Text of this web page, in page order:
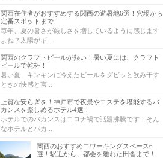
関西在住者がおすすめする関西の避暑地6選！穴場から
定番スポットまで
毎年、夏の暑さが厳しさを増しているように感じます
よね？太陽がギ...
関西のクラフトビールが熱い！暑い夏には、クラフト
ビールで乾杯！
暑い夏、キンキンに冷えたビールをグビッと飲み干す
ときの快感と言...
上質な安らぎを！神戸市で夜景やエステを堪能するバ
カンスを楽しめるホテル4選！
ホテルでのバカンスはコロナ禍で話題沸騰です！そん
なホテルとバカ...
関西のおすすめコワーキングスペース6
選！駅近から、都会を離れた田舎まで！